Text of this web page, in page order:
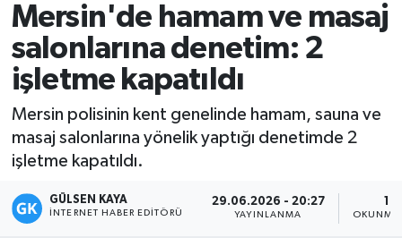
Mersin'de hamam ve masaj
salonlarına denetim: 2
işletme kapatıldı
Mersin polisinin kent genelinde hamam, sauna ve
masaj salonlarına yönelik yaptığı denetimde 2
işletme kapatıldı.
GÜLSEN KAYA
İNTERNET HABER EDITÖRÜ
29.06.2026 - 20:27
YAYINLANMA OKUNMA
Güncel
Haberde insan
Kültür - Sanat
Haber Arşivi